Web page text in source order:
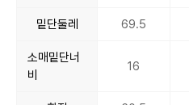
밑단둘레 69.5
소매밑단너
비
16